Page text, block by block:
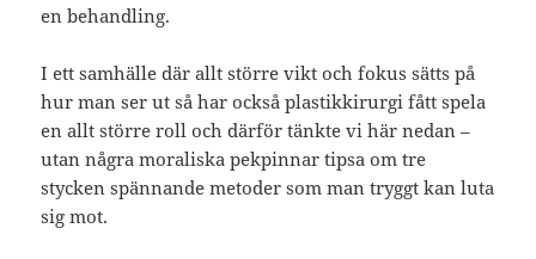
en behandling.
I ett samhälle där allt större vikt och fokus sätts på
hur man ser ut så har också plastikkirurgi fått spela
en allt större roll och därför tänkte vi här nedan –
utan några moraliska pekpinnar tipsa om tre
stycken spännande metoder som man tryggt kan luta
sig mot.